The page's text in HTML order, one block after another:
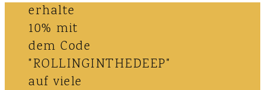
erhalte
10% mit
dem Code
"ROLLINGINTHEDEEP"
auf viele